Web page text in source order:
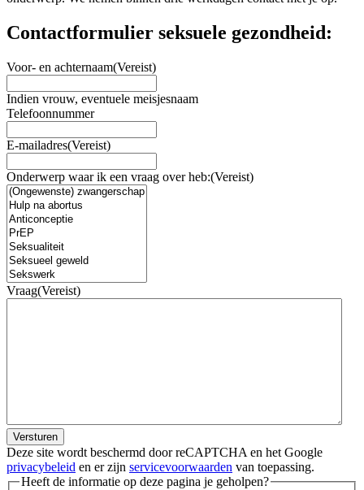
Contactformulier seksuele gezondheid:
Voor- en achternaam(Vereist)
Indien vrouw, eventuele meisjesnaam
Telefoonnummer
E-mailadres(Vereist)
Onderwerp waar ik een vraag over heb:(Vereist)
Vraag(Vereist)
Versturen
Deze site wordt beschermd door reCAPTCHA en het Google
privacybeleid en er zijn servicevoorwaarden van toepassing.
Heeft de informatie op deze pagina je geholpen?